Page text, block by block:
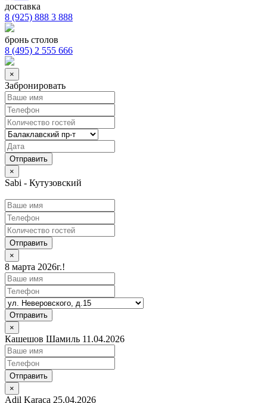
доставка
8 (925) 888 3 888
бронь столов
8 (495) 2 555 666
×
Забронировать
×
Sabi - Кутузовский
Отправить
×
8 марта 2026г.!
Отправить
×
Кашешов Шамиль 11.04.2026
Отправить
×
Adil Karaca 25.04.2026